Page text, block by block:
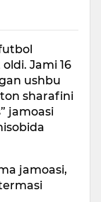
Jami 16
ushbu
sharafini
jamoasi
jamoasi,